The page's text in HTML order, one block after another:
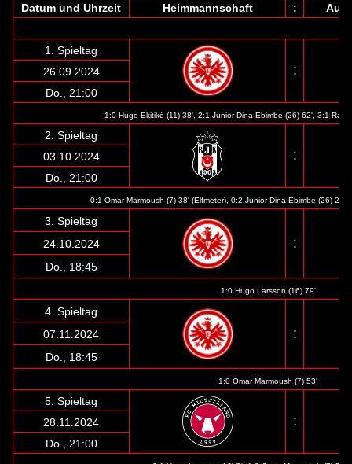
Datum und Uhrzeit
Heimmannschaft :
1. Spieltag
:
26.09.2024
Do., 21:00
1:0 Hugo Ekitiké (11) 38', 2:1 Junior Dina Ebimbe (26) 62', 3:1
2. Spieltag
:
03.10.2024
Do., 21:00
0:1 Omar Marmoush (7) 38' (Elfmeter), 0:2 Junior Dina Ebimbe (26) 22',
3. Spieltag
:
24.10.2024
Do., 18:45
1:0 Hugo Larsson (16) 79'
4. Spieltag
:
07.11.2024
Do., 18:45
1:0 Omar Marmoush (7) 53'
5. Spieltag
:
28.11.2024
Do., 21:00